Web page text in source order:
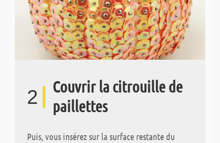
2
Couvrir la citrouille de
paillettes
Puis, vous insérez sur la surface restante du